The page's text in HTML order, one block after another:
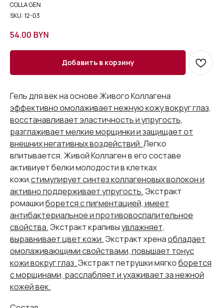
COLLA GEN
SKU:12-03
54.00 BYN
Добавить в корзину
Гель для век на основе Живого Коллагена
эффективно омолаживает нежную кожу вокруг глаз,
восстанавливает эластичность и упругость,
разглаживает мелкие морщинки и защищает от
внешних негативных воздействий.Легко
впитывается. Живой Коллаген в его составе
активиует белки молодости в клетках
кожи,стимулирует синтез коллагеновых волокон и
активно поддерживает упругость. Экстракт
ромашкиборется с пигментацией, имеет
антибактериальное и противовоспалительное
свойства. Экстракт крапивыувлажняет,
выравнивает цвет кожи. Экстракт хренаобладает
омолаживающими свойствами, повышает тонус
кожи вокруг глаз. Экстракт петрушки мягкоборется
с морщинами, расслабляет и ухаживает за нежной
кожей век.